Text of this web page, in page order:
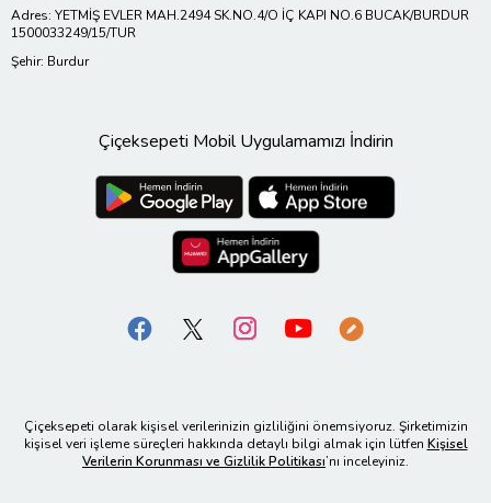
Adres: YETMİŞ EVLER MAH.2494 SK.NO.4/O İÇ KAPI NO.6 BUCAK/BURDUR
1500033249/15/TUR
Şehir: Burdur
Çiçeksepeti Mobil Uygulamamızı İndirin
Çiçeksepeti olarak kişisel verilerinizin gizliliğini önemsiyoruz. Şirketimizin
kişisel veri işleme süreçleri hakkında detaylı bilgi almak için lütfen Kişisel
Verilerin Korunması ve Gizlilik Politikası’nı inceleyiniz.